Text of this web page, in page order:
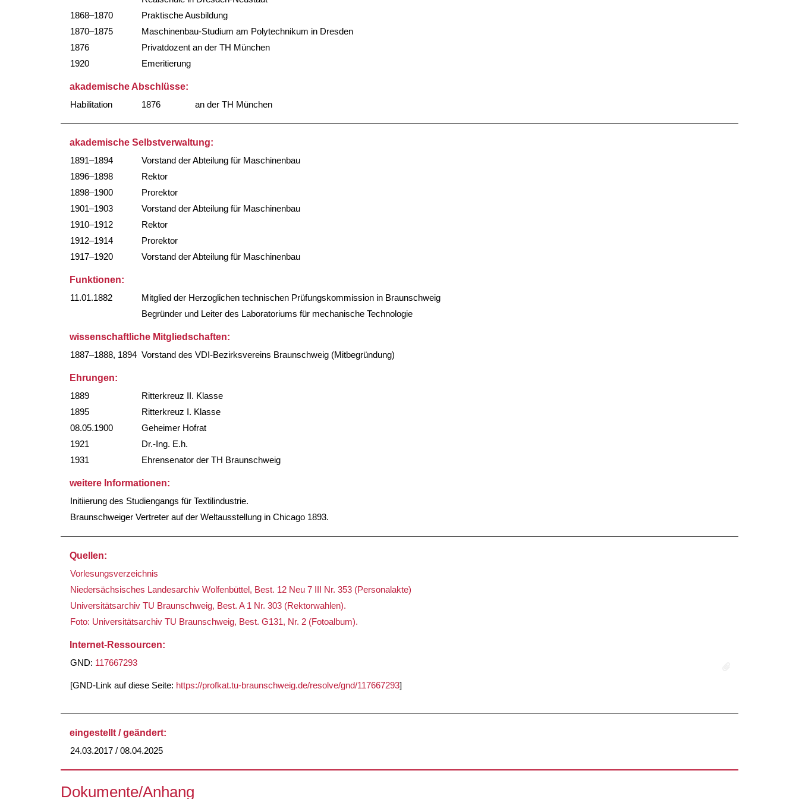
1868–1870
Praktische Ausbildung
1870–1875
Maschinenbau-Studium am Polytechnikum in Dresden
1876
Privatdozent an der TH München
1920
Emeritierung
akademische Abschlüsse:
Habilitation
1876 an der TH München
akademische Selbstverwaltung:
1891–1894
Vorstand der Abteilung für Maschinenbau
1896–1898
Rektor
1898–1900
Prorektor
1901–1903
Vorstand der Abteilung für Maschinenbau
1910–1912
Rektor
1912–1914
Prorektor
1917–1920
Vorstand der Abteilung für Maschinenbau
Funktionen:
11.01.1882
Mitglied der Herzoglichen technischen Prüfungskommission in Braunschweig
Begründer und Leiter des Laboratoriums für mechanische Technologie
wissenschaftliche Mitgliedschaften:
1887–1888, 1894 Vorstand des VDI-Bezirksvereins Braunschweig (Mitbegründung)
Ehrungen:
1889
Ritterkreuz II. Klasse
1895
Ritterkreuz I. Klasse
08.05.1900
Geheimer Hofrat
1921
Dr.-Ing. E.h.
1931
Ehrensenator der TH Braunschweig
weitere Informationen:
Initiierung des Studiengangs für Textilindustrie.
Braunschweiger Vertreter auf der Weltausstellung in Chicago 1893.
Quellen:
Vorlesungsverzeichnis
Niedersächsisches Landesarchiv Wolfenbüttel, Best. 12 Neu 7 III Nr. 353 (Personalakte)
Universitätsarchiv TU Braunschweig, Best. A 1 Nr. 303 (Rektorwahlen).
Foto: Universitätsarchiv TU Braunschweig, Best. G131, Nr. 2 (Fotoalbum).
Internet-Ressourcen:
GND: 117667293
[GND-Link auf diese Seite: https://profkat.tu-braunschweig.de/resolve/gnd/117667293]
eingestellt / geändert:
24.03.2017 / 08.04.2025
Dokumente/Anhang